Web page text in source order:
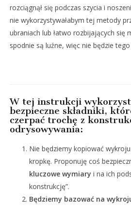
rozciągnął się podczas szycia i
nie wykorzystywałabym tej metody
ubraniach lub łatwo rozbijających się
spodnie są luźne, więc nie będzie
W tej instrukcji
bezpieczne składniki,
czerpać trochę z
odrysowywania:
Nie będziemy kopiować
kropkę. Proponuję coś
kluczowe wymiary i na ich
konstrukcję”.
Będziemy bazować na